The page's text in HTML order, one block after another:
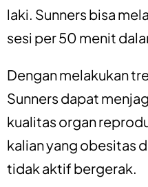
laki. Sunners bisa
sesi per 50 menit
Dengan melakukan
Sunners dapat
kualitas organ
kalian yang obesitas
tidak aktif bergerak.